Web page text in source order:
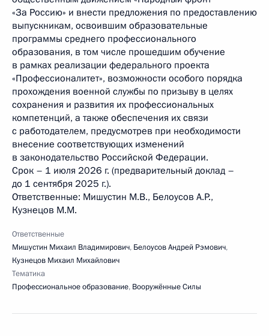
«За Россию» и внести предложения по предоставлению
выпускникам, освоившим образовательные
программы среднего профессионального
образования, в том числе прошедшим обучение
в рамках реализации федерального проекта
«Профессионалитет», возможности особого порядка
прохождения военной службы по призыву в целях
сохранения и развития их профессиональных
компетенций, а также обеспечения их связи
с работодателем, предусмотрев при необходимости
внесение соответствующих изменений
в законодательство Российской Федерации.
Срок – 1 июля 2026 г. (предварительный доклад –
до 1 сентября 2025 г.).
Ответственные: Мишустин М.В., Белоусов А.Р.,
Кузнецов М.М.
Ответственные
Мишустин Михаил Владимирович, Белоусов Андрей Рэмович,
Кузнецов Михаил Михайлович
Тематика
Профессиональное образование, Вооружённые Силы